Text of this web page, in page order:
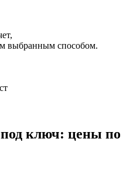
выбранным способом.
ключ: цены по